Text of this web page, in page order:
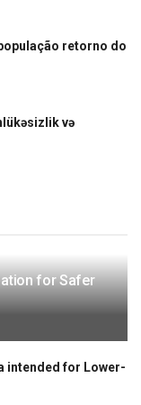
retorno do
və
for Safer
intended for Lower-